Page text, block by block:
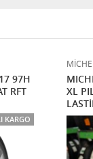
97H
RFT
KARGO
XL